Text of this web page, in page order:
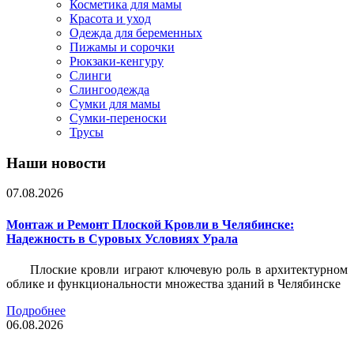
Косметика для мамы
Красота и уход
Одежда для беременных
Пижамы и сорочки
Рюкзаки-кенгуру
Слинги
Слингоодежда
Сумки для мамы
Сумки-переноски
Трусы
Наши новости
07.08.2026
Монтаж и Ремонт Плоской Кровли в Челябинске:
Надежность в Суровых Условиях Урала
Плоские кровли играют ключевую роль в архитектурном
облике и функциональности множества зданий в Челябинске
Подробнее
06.08.2026